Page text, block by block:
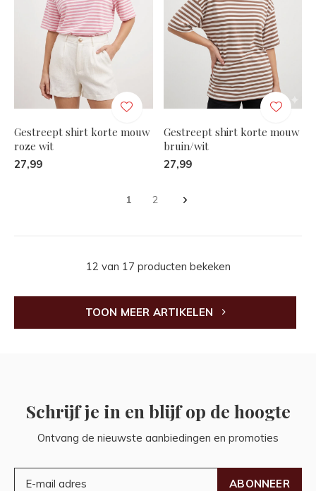
Gestreept shirt korte mouw
roze wit
27,99
Gestreept shirt korte mouw
bruin/wit
27,99
1 2
12 van 17 producten bekeken
TOON MEER ARTIKELEN
Schrijf je in en blijf op de hoogte
Ontvang de nieuwste aanbiedingen en promoties
ABONNEER